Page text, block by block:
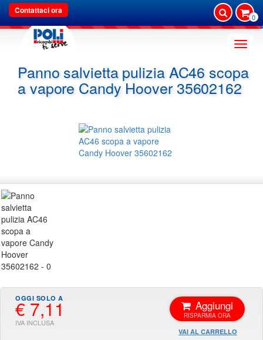
Contattaci ora
0
Toggle
Panno salvietta pulizia AC46 scopa
a vapore Candy Hoover 35602162
€ 7,11 Aggiungi
VAI AL CARRELLO